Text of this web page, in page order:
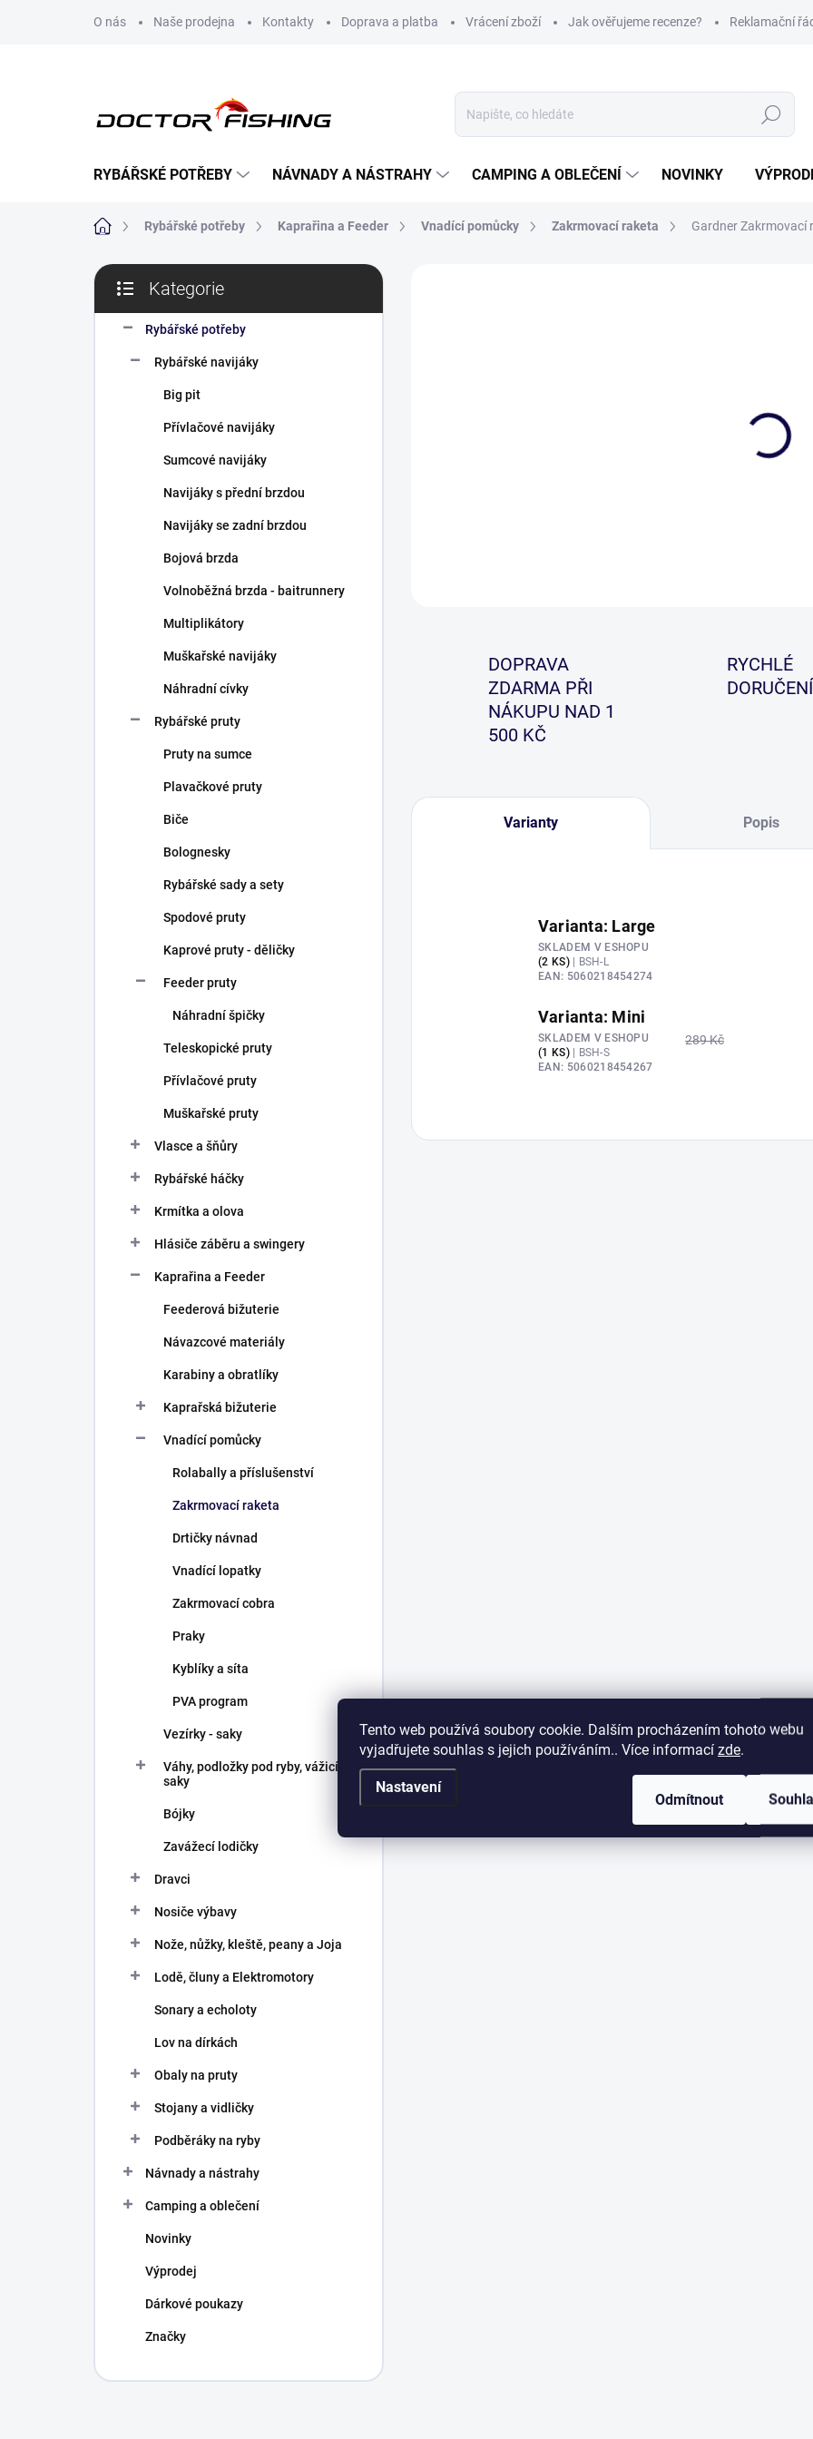
Tento web používá soubory cookie. Dalším procházením tohoto webu
vyjadřujete souhlas s jejich používáním.. Více informací zde.
Nastavení
Odmítnout
O nás Naše prodejna Kontakty Doprava a platba Vrácení zboží Jak ověřujeme recenze? Reklamační
Hledat
RYBÁŘSKÉ POTŘEBY NÁVNADY A NÁSTRAHY CAMPING A OBLEČENÍ NOVINKY
Domů Rybářské potřeby Kaprařina a Feeder Vnadící pomůcky Zakrmovací raketa Gardner Zakrmovací
P
s
kategorie
Kategorie
Rybářské potřeby
Rybářské navijáky
Big pit
Přívlačové navijáky
Sumcové navijáky
Navijáky s přední brzdou
Navijáky se zadní brzdou
Bojová brzda
Volnoběžná brzda - baitrunnery
Multiplikátory
Muškařské navijáky
Náhradní cívky
Rybářské pruty
Pruty na sumce
Plavačkové pruty
Biče
Bolognesky
Rybářské sady a sety
Spodové pruty
Kaprové pruty - děličky
Feeder pruty
Náhradní špičky
Teleskopické pruty
Přívlačové pruty
Muškařské pruty
Vlasce a šňůry
Rybářské háčky
Krmítka a olova
Hlásiče záběru a swingery
Kaprařina a Feeder
Feederová bižuterie
Návazcové materiály
Karabiny a obratlíky
Kaprařská bižuterie
Vnadící pomůcky
Rolabally a příslušenství
Zakrmovací raketa
Drtičky návnad
Vnadící lopatky
Zakrmovací cobra
Praky
Kyblíky a síta
PVA program
Vezírky - saky
Váhy, podložky pod ryby, vážicí
saky
Bójky
Zavážecí lodičky
Dravci
Nosiče výbavy
Nože, nůžky, kleště, peany a Joja
Lodě, čluny a Elektromotory
Sonary a echoloty
Lov na dírkách
Obaly na pruty
Stojany a vidličky
Podběráky na ryby
Návnady a nástrahy
Camping a oblečení
Novinky
Výprodej
Dárkové poukazy
Značky
tak,
DOPRAVA
ZDARMA PŘI
NÁKUPU NAD 1
500 KČ
RYCHLÉ
DORUČENÍ
Varianty Popis
Varianta: Large
SKLADEM V ESHOPU
(2 KS)| BSH-L
EAN: 5060218454274
Varianta: Mini
SKLADEM V ESHOPU
(1 KS)| BSH-S
EAN: 5060218454267
289 Kč